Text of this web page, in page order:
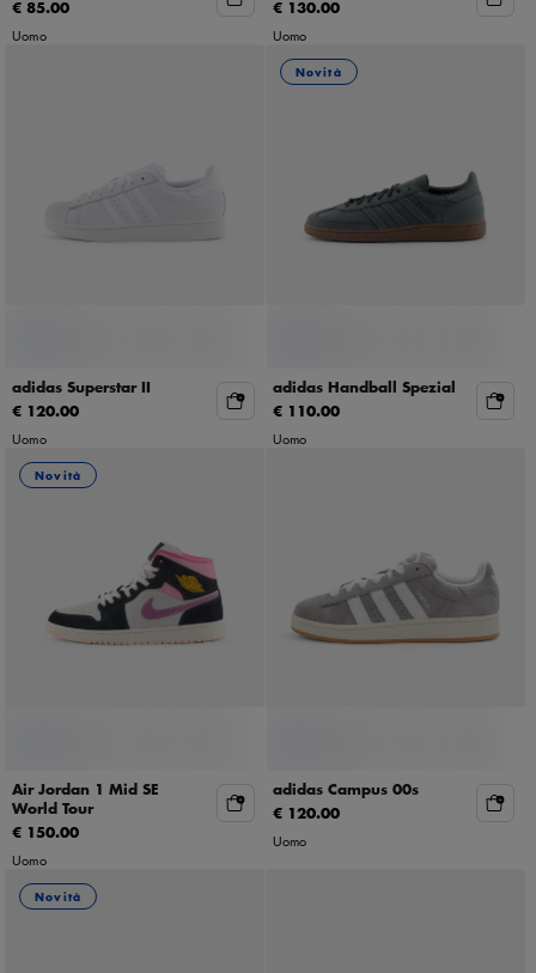
€ 85.00
Uomo
€ 130.00
Uomo
adidas Superstar II
€ 120.00
Uomo
Novità
adidas Handball Spezial
€ 110.00
Uomo
Novità
Air Jordan 1 Mid SE
World Tour
€ 150.00
Uomo
adidas Campus 00s
€ 120.00
Uomo
Novità